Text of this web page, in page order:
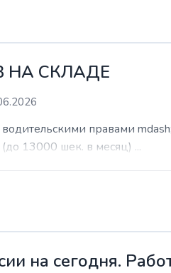
НА СКЛАДЕ
правами mdash;
(до 13000 шек. в месяц) ...
на сегодня.